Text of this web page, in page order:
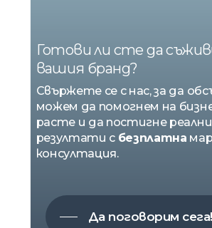
Готови ли сте да
вашия бранд?
Свържете се с нас, за да
можем да помогнем на
расте и да постигне реални
резултати с безплатна
консултация.
Да поговорим сега!